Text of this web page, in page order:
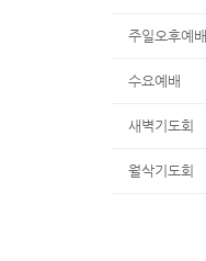
주일오후예배
수요예배
새벽기도회
월삭기도회